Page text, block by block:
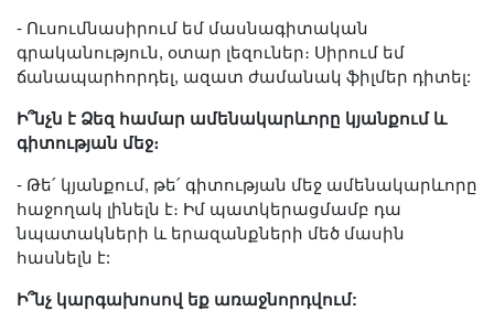
- Ուսումնասիրում եմ մասնագիտական
գրականություն, օտար լեզուներ։ Սիրում եմ
ճանապարհորդել, ազատ ժամանակ ֆիլմեր դիտել:
Ի՞նչն է Ձեզ համար ամենակարևորը կյանքում և
գիտության մեջ։
- Թե՛ կյանքում, թե՛ գիտության մեջ ամենակարևորը
հաջողակ լինելն է։ Իմ պատկերացմամբ դա
նպատակների և երազանքների մեծ մասին
հասնելն է:
Ի՞նչ կարգախոսով եք առաջնորդվում: